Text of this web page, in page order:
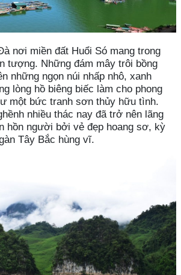
nơi miền đất Huổi Só mang trong
tượng. Những đám mây trôi bồng
những ngọn núi nhấp nhô, xanh
lòng hồ biêng biếc làm cho phong
một bức tranh sơn thủy hữu tình.
nhiều thác nay đã trở nên lãng
hồn người bởi vẻ đẹp hoang sơ, kỳ
Tây Bắc hùng vĩ.